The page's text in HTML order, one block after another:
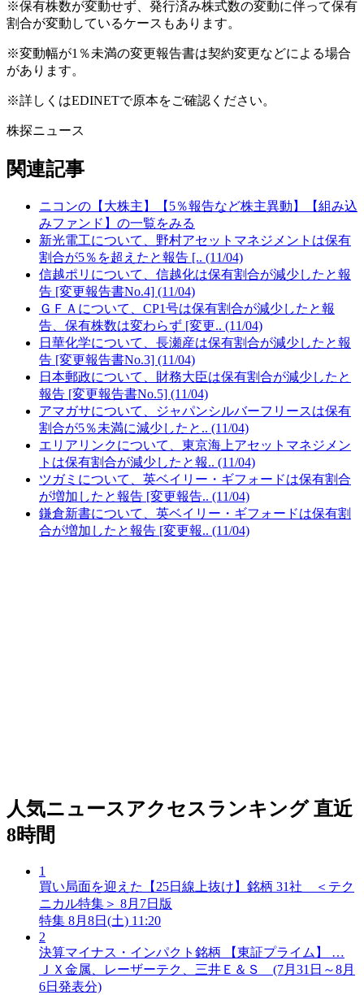
※保有株数が変動せず、発行済み株式数の変動に伴って保有
割合が変動しているケースもあります。
※変動幅が1％未満の変更報告書は契約変更などによる場合
があります。
※詳しくはEDINETで原本をご確認ください。
株探ニュース
関連記事
ニコンの【大株主】【5％報告など株主異動】【組み込
みファンド】の一覧をみる
新光電工について、野村アセットマネジメントは保有
割合が5％を超えたと報告 [.. (11/04)
信越ポリについて、信越化は保有割合が減少したと報
告 [変更報告書No.4] (11/04)
ＧＦＡについて、CP1号は保有割合が減少したと報
告、保有株数は変わらず [変更.. (11/04)
日華化学について、長瀬産は保有割合が減少したと報
告 [変更報告書No.3] (11/04)
日本郵政について、財務大臣は保有割合が減少したと
報告 [変更報告書No.5] (11/04)
アマガサについて、ジャパンシルバーフリースは保有
割合が5％未満に減少したと.. (11/04)
エリアリンクについて、東京海上アセットマネジメン
トは保有割合が減少したと報.. (11/04)
ツガミについて、英ベイリー・ギフォードは保有割合
が増加したと報告 [変更報告.. (11/04)
鎌倉新書について、英ベイリー・ギフォードは保有割
合が増加したと報告 [変更報.. (11/04)
人気ニュースアクセスランキング 直近
8時間
1
買い局面を迎えた【25日線上抜け】銘柄 31社 ＜テク
ニカル特集＞ 8月7日版
特集 8月8日(土) 11:20
2
決算マイナス・インパクト銘柄 【東証プライム】 …
ＪＸ金属、レーザーテク、三井Ｅ＆Ｓ (7月31日～8月
6日発表分)